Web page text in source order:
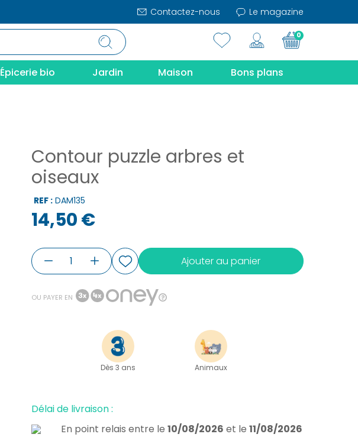
Contactez-nous Le magazine
0
Épicerie bio Jardin Maison Bons plans
Contour puzzle arbres et
oiseaux
REF : DAM135
14,50 €
Ajouter au panier
OU PAYER EN
Dès 3 ans Animaux
Délai de livraison :
En point relais entre le 10/08/2026 et le 11/08/2026